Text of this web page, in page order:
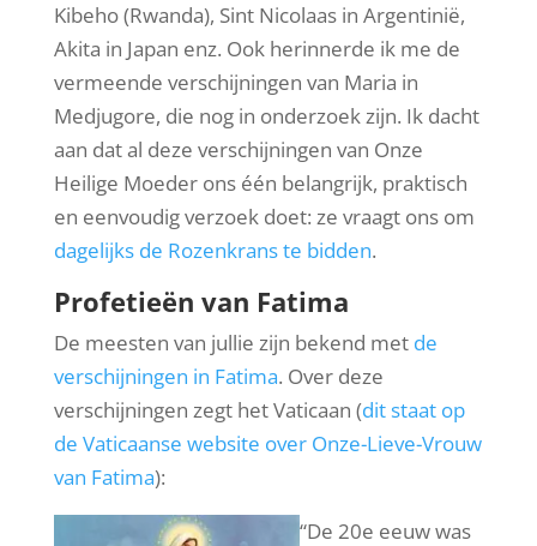
Kibeho (Rwanda), Sint Nicolaas in Argentinië,
Akita in Japan enz. Ook herinnerde ik me de
vermeende verschijningen van Maria in
Medjugore, die nog in onderzoek zijn. Ik dacht
aan dat al deze verschijningen van Onze
Heilige Moeder ons één belangrijk, praktisch
en eenvoudig verzoek doet: ze vraagt ​​ons om
dagelijks de Rozenkrans te bidden.
Profetieën van Fatima
De meesten van jullie zijn bekend met de
verschijningen in Fatima. Over deze
verschijningen zegt het Vaticaan (dit staat op
de Vaticaanse website over Onze-Lieve-Vrouw
van Fatima):
“De 20e eeuw was